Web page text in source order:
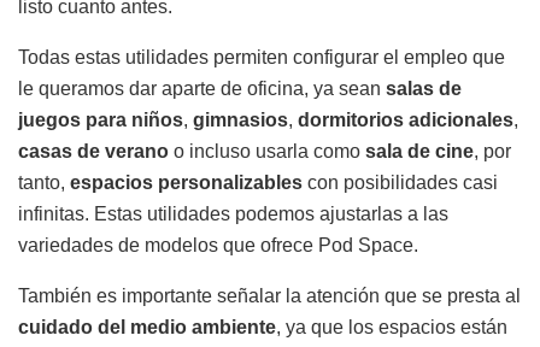
listo cuanto antes.
Todas estas utilidades permiten configurar el empleo que
le queramos dar aparte de oficina, ya sean salas de
juegos para niños, gimnasios, dormitorios adicionales,
casas de verano o incluso usarla como sala de cine, por
tanto, espacios personalizables con posibilidades casi
infinitas. Estas utilidades podemos ajustarlas a las
variedades de modelos que ofrece Pod Space.
También es importante señalar la atención que se presta al
cuidado del medio ambiente, ya que los espacios están